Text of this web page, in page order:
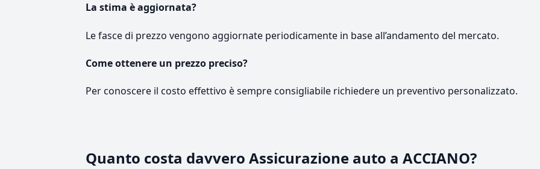
La stima è aggiornata?
Le fasce di prezzo vengono aggiornate periodicamente in base all’andamento del mercato.
Come ottenere un prezzo preciso?
Per conoscere il costo effettivo è sempre consigliabile richiedere un preventivo personalizzato.
Quanto costa davvero Assicurazione auto a ACCIANO?